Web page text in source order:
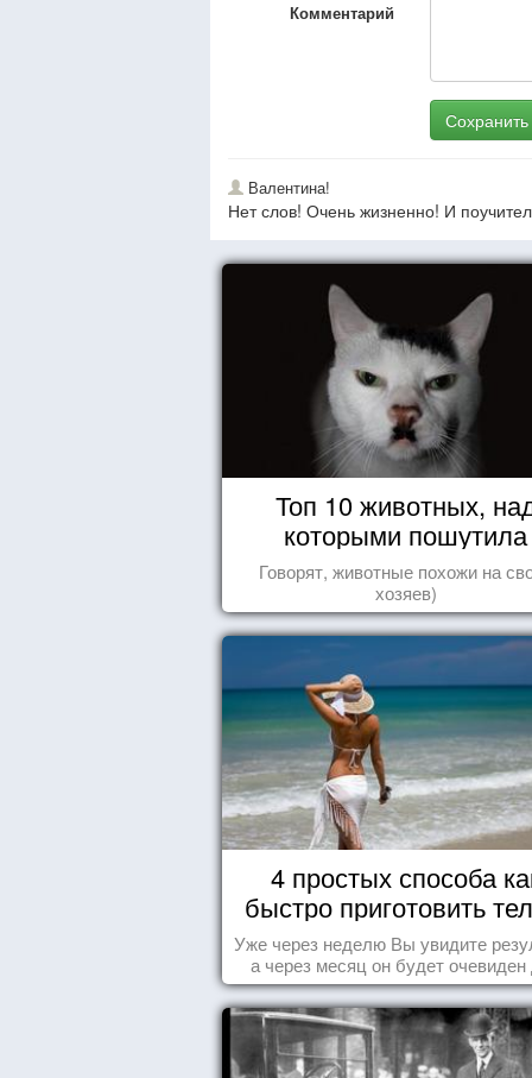
Комментарий
Сохранить
Валентина!
Нет слов! Очень жизненно! И
Топ 10 животных,
которыми пошутила
природа
Говорят, животные похожи на
хозяев)
4 простых способа
быстро приготовить
морю
Уже через неделю Вы увидите
а через месяц он будет очевиден
всех!